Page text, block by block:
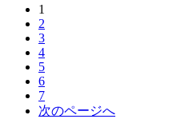
1
2
3
4
5
6
7
次のページへ